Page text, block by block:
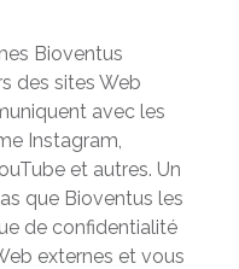
Bioventus
des sites Web
avec les
Instagram,
et autres. Un
que Bioventus les
de confidentialité
externes et vous